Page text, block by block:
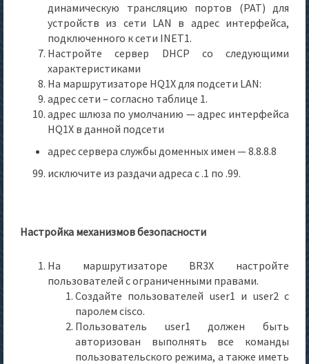
динамическую трансляцию портов (PAT) для
устройств из сети LAN в адрес интерфейса,
подключенного к сети INET1.
Настройте сервер DHCP со следующими
характеристиками
На маршрутизаторе HQ1X для подсети LAN:
адрес сети – согласно таблице 1.
адрес шлюза по умолчанию — адрес интерфейса
HQ1X в данной подсети
адрес сервера службы доменных имен — 8.8.8.8
исключите из раздачи адреса с .1 по .99.
Настройка механизмов безопасности
На маршрутизаторе BR3X настройте
пользователей с ограниченными правами.
Создайте пользователей user1 и user2 с
паролем cisco.
Пользователь user1 должен быть
авторизован выполнять все команды
пользовательского режима, а также иметь